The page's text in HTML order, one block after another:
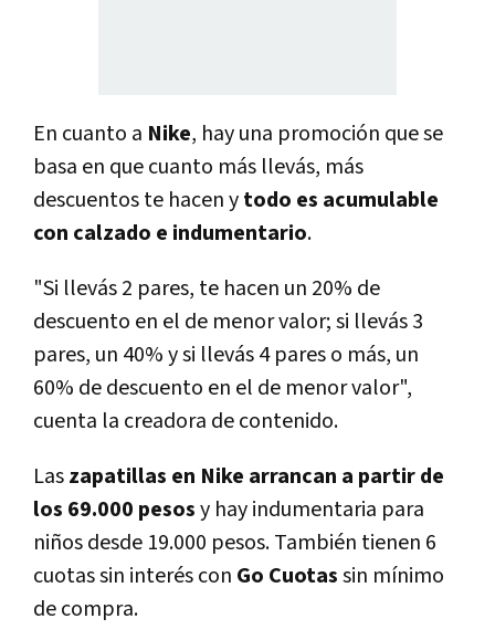
En cuanto a Nike, hay una promoción que se
basa en que cuanto más llevás, más
descuentos te hacen ytodo es acumulable
con calzado e indumentario.
"Si llevás 2 pares, te hacen un 20% de
descuento en el de menor valor; si llevás 3
pares, un 40% y si llevás 4 pares o más, un
60% de descuento en el de menor valor",
cuenta la creadora de contenido.
Laszapatillas en Nike arrancan a partir de
los 69.000 pesosy hay indumentaria para
niños desde 19.000 pesos. También tienen 6
cuotas sin interés con Go Cuotassin mínimo
de compra.